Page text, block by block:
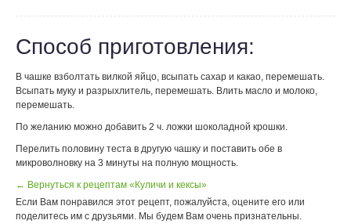
Способ приготовления:
В чашке взболтать вилкой яйцо, всыпать сахар и какао, перемешать.
Всыпать муку и разрыхлитель, перемешать. Влить масло и молоко,
перемешать.
По желанию можно добавить 2 ч. ложки шоколадной крошки.
Перелить половину теста в другую чашку и поставить обе в
микроволновку на 3 минуты на полную мощность.
← Вернуться к рецептам «Куличи и кексы»
Если Вам понравился этот рецепт, пожалуйста, оцените его или
поделитесь им с друзьями. Мы будем Вам очень признательны.